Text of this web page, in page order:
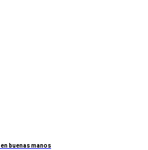
en buenas manos